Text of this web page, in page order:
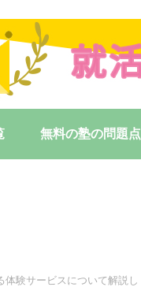
無料の塾の問題点
体験サービスについて解説し